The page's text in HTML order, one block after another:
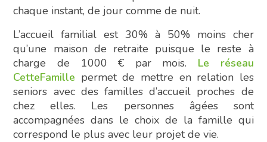
chaque instant, de jour comme de nuit.
L’accueil familial est 30% à 50% moins cher
qu’une maison de retraite puisque le reste à
charge de 1000 € par mois. Le réseau
CetteFamille permet de mettre en relation les
seniors avec des familles d’accueil proches de
chez elles. Les personnes âgées sont
accompagnées dans le choix de la famille qui
correspond le plus avec leur projet de vie.